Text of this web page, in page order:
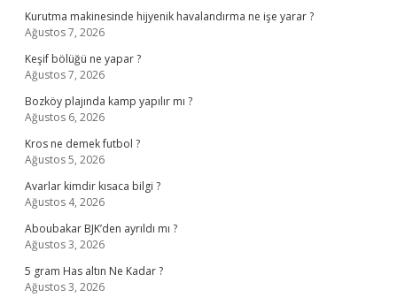
Kurutma makinesinde hijyenik havalandırma ne işe yarar ?
Ağustos 7, 2026
Keşif bölüğü ne yapar ?
Ağustos 7, 2026
Bozköy plajında kamp yapılır mı ?
Ağustos 6, 2026
Kros ne demek futbol ?
Ağustos 5, 2026
Avarlar kimdir kısaca bilgi ?
Ağustos 4, 2026
Aboubakar BJK’den ayrıldı mı ?
Ağustos 3, 2026
5 gram Has altın Ne Kadar ?
Ağustos 3, 2026